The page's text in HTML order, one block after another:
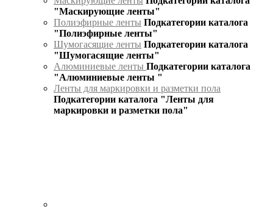
"Маскирующие ленты"
Полиэфирные ленты Подкатегории каталога
"Полиэфирные ленты"
Шумогасящие ленты Подкатегории каталога
"Шумогасящие ленты"
Алюминиевые ленты Подкатегории каталога
"Алюминиевые ленты "
Ленты для маркировки и разметки пола
Подкатегории каталога "Ленты для
маркировки и разметки пола"